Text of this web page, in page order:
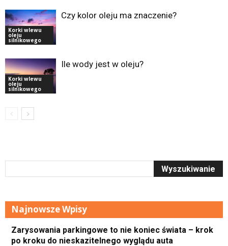
Korki wlewu
oleju
silnikowego
Czy kolor oleju ma znaczenie?
Korki wlewu
oleju
silnikowego
Ile wody jest w oleju?
Najnowsze Wpisy
Zarysowania parkingowe to nie koniec świata – krok
po kroku do nieskazitelnego wyglądu auta